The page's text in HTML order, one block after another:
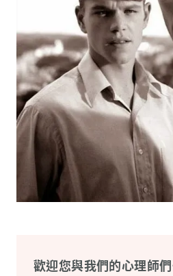
歡迎您與我們的心理師